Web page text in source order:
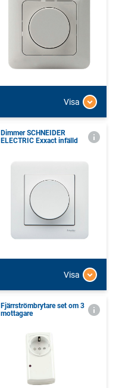
Visa
Dimmer SCHNEIDER
ELECTRIC Exxact infälld
Visa
Fjärrströmbrytare set om 3
mottagare